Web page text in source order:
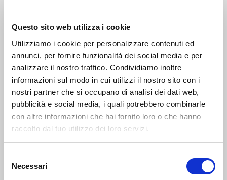
Questo sito web utilizza i cookie
Utilizziamo i cookie per personalizzare contenuti ed
annunci, per fornire funzionalità dei social media e per
analizzare il nostro traffico. Condividiamo inoltre
informazioni sul modo in cui utilizzi il nostro sito con i
nostri partner che si occupano di analisi dei dati web,
pubblicità e social media, i quali potrebbero combinarle
con altre informazioni che hai fornito loro o che hanno
raccolto dal tuo utilizzo dei loro servizi.
delNecessari
0-5
SET 0018 14:30-19:00
Zona 3 - Porta Venezia, Città Studi, Lambrate
Abrakadabra: prova i corsi di lingua per bambini e
ragazzi
LABORATORIO
6-10
anni
6
FEB 2019 10:00-13:00
Abrakadabra: open days